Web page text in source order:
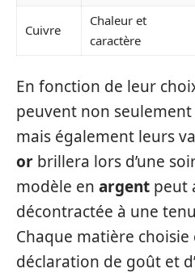
Cuivre
Chaleur et
caractère
En fonction de leur
peuvent non
mais également leurs
or brillera lors d’une
modèle en argent peut
décontractée à une
Chaque matière
déclaration de goût et